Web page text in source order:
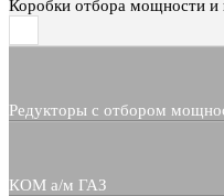
Коробки отбора мощности и
Редукторы с отбором
КОМ а/м ГАЗ